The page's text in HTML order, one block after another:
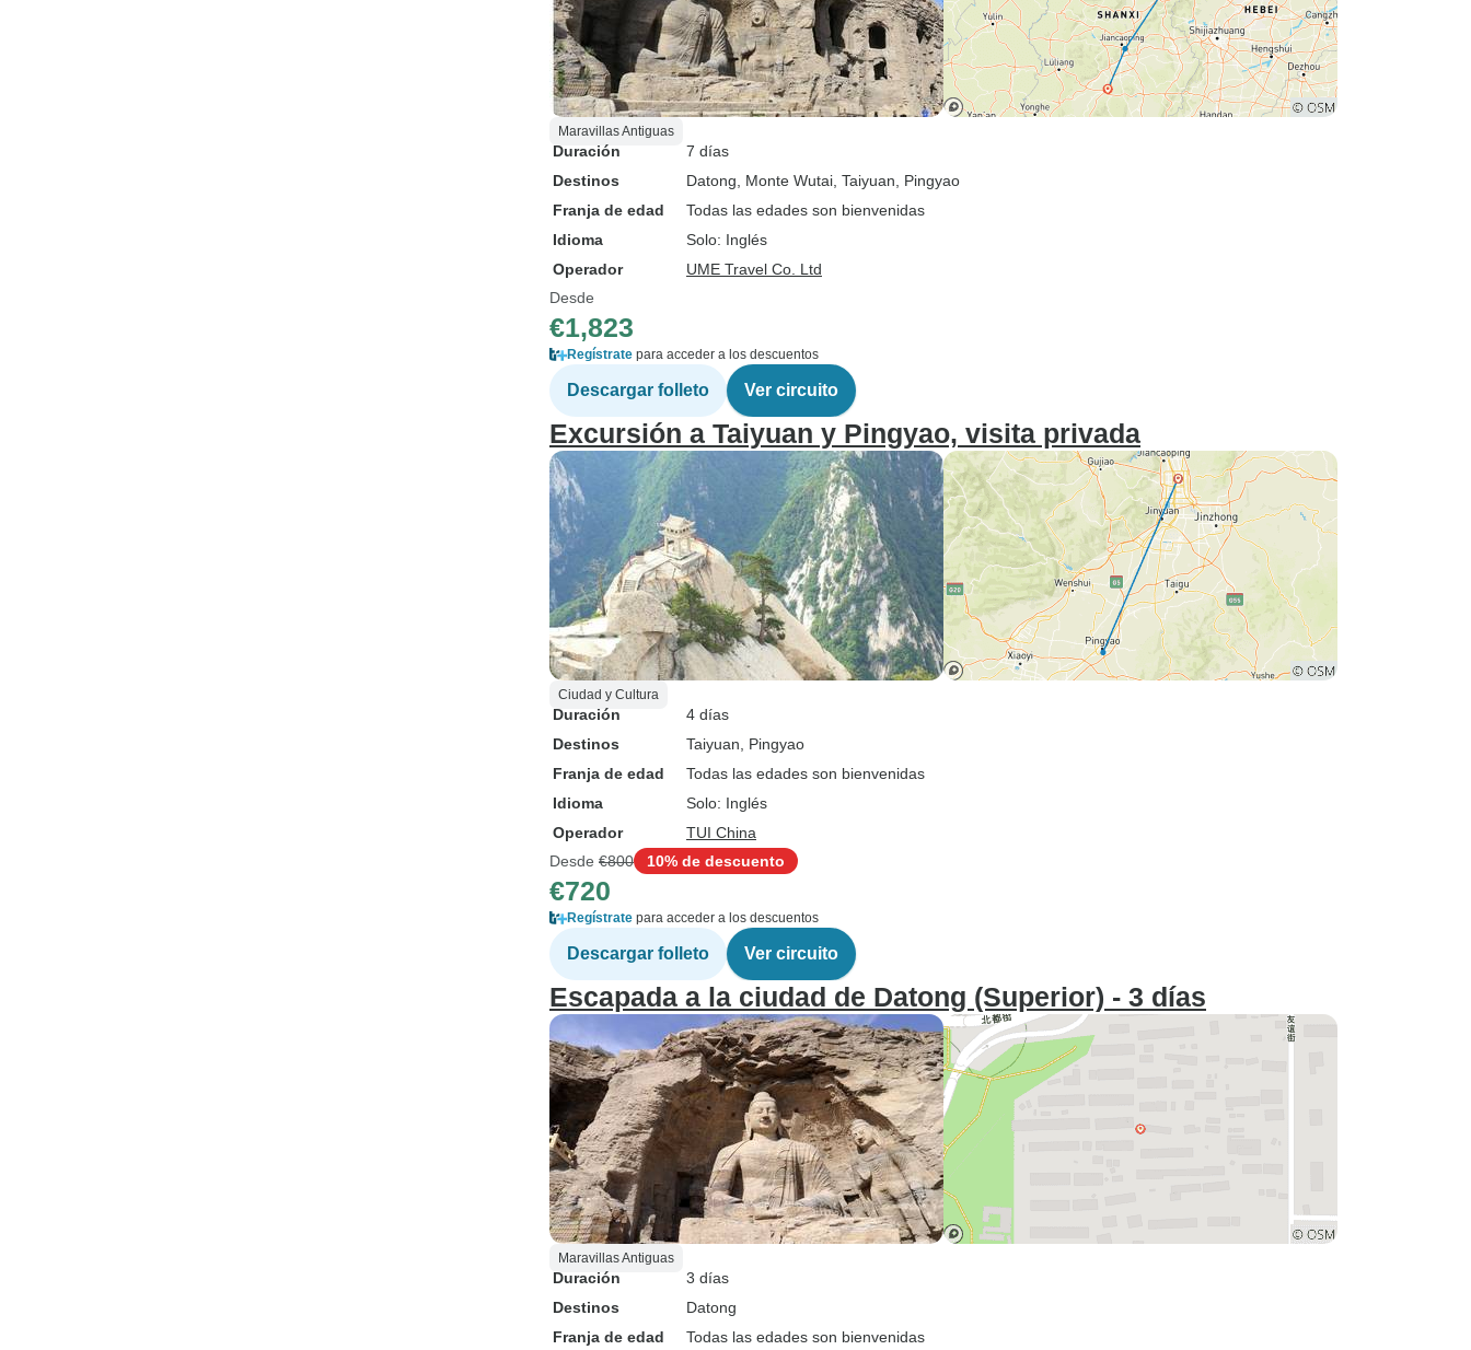
Maravillas Antiguas
Duración
7 días
Destinos
Datong , Monte Wutai , Taiyuan , Pingyao
Franja de edad
Todas las edades son bienvenidas
Idioma
Solo: Inglés
Operador
UME Travel Co. Ltd
Desde
€1,823
Regístrate para acceder a los descuentos
Descargar folleto Ver circuito
Excursión a Taiyuan y Pingyao, visita privada
Ciudad y Cultura
Duración
4 días
Destinos
Taiyuan , Pingyao
Franja de edad
Todas las edades son bienvenidas
Idioma
Solo: Inglés
Operador
TUI China
Desde €800 10% de descuento
€720
Regístrate para acceder a los descuentos
Descargar folleto Ver circuito
Escapada a la ciudad de Datong (Superior) - 3 días
Maravillas Antiguas
Duración
3 días
Destinos
Datong
Franja de edad
Todas las edades son bienvenidas